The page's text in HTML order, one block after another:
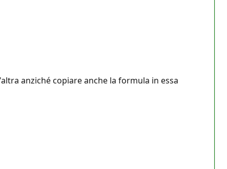
anziché copiare anche la formula in essa